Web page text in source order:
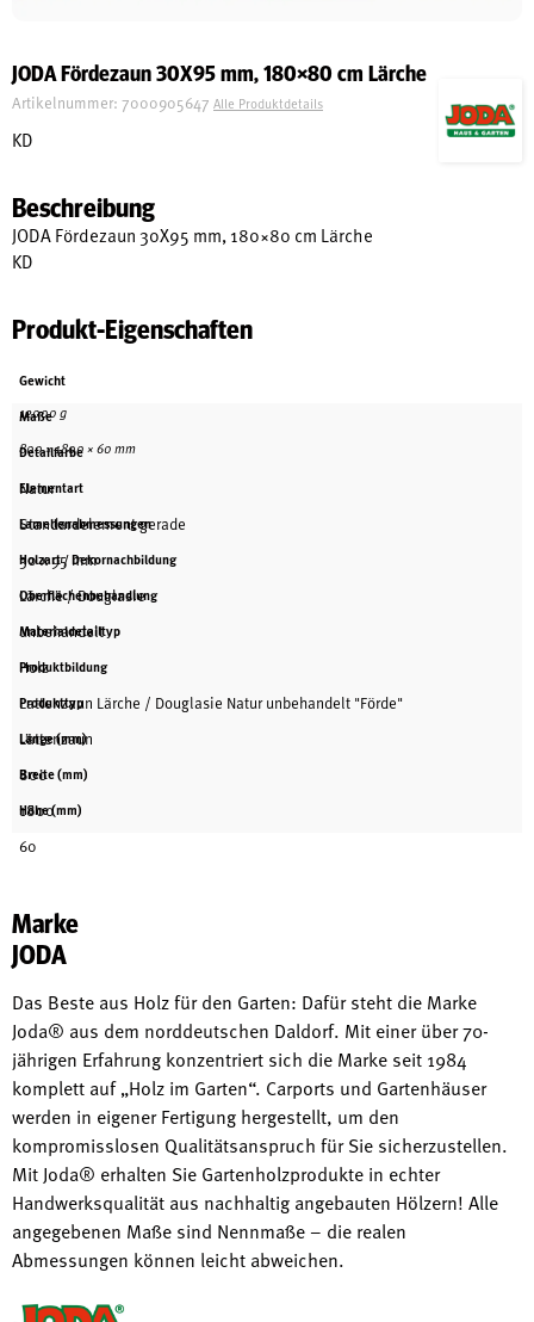
Shop
Ausstellung
Kontakt & Anfahrt
Über uns
Geschichte
JODA Fördezaun 30X95 mm, 180×80 cm Lärche
Artikelnummer: 7000905647 Alle Produktdetails
KD
Beschreibung
JODA Fördezaun 30X95 mm, 180×80 cm Lärche
KD
Produkt-Eigenschaften
Gewicht
12000 g
Maße
800 × 1800 × 60 mm
Detailfarbe
Natur
Elementart
Standardelement gerade
Lamellenabmessungen
30 x 95 mm
Holzart / Dekornachbildung
Lärche / Douglasie
Oberflächenbehandlung
unbehandelt
Materialdetailtyp
Holz
Produktbildung
Lattenzaun Lärche / Douglasie Natur unbehandelt "Förde"
Produkttyp
Lattenzaun
Länge (mm)
800
Breite (mm)
1800
Höhe (mm)
60
Marke
JODA
Das Beste aus Holz für den Garten: Dafür steht die Marke
Joda® aus dem norddeutschen Daldorf. Mit einer über 70-
jährigen Erfahrung konzentriert sich die Marke seit 1984
komplett auf „Holz im Garten“. Carports und Gartenhäuser
werden in eigener Fertigung hergestellt, um den
kompromisslosen Qualitätsanspruch für Sie sicherzustellen.
Mit Joda® erhalten Sie Gartenholzprodukte in echter
Handwerksqualität aus nachhaltig angebauten Hölzern! Alle
angegebenen Maße sind Nennmaße – die realen
Abmessungen können leicht abweichen.